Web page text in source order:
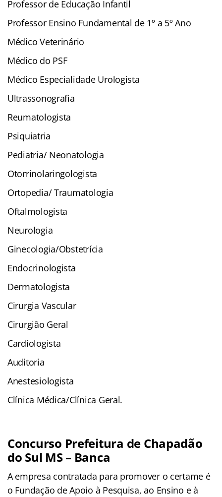
Professor de Educação Infantil
Professor Ensino Fundamental de 1º a 5º Ano
Médico Veterinário
Médico do PSF
Médico Especialidade Urologista
Ultrassonografia
Reumatologista
Psiquiatria
Pediatria/ Neonatologia
Otorrinolaringologista
Ortopedia/ Traumatologia
Oftalmologista
Neurologia
Ginecologia/Obstetrícia
Endocrinologista
Dermatologista
Cirurgia Vascular
Cirurgião Geral
Cardiologista
Auditoria
Anestesiologista
Clínica Médica/Clínica Geral.
Concurso Prefeitura de Chapadão
do Sul MS – Banca
A empresa contratada para promover o certame é
o Fundação de Apoio à Pesquisa, ao Ensino e à